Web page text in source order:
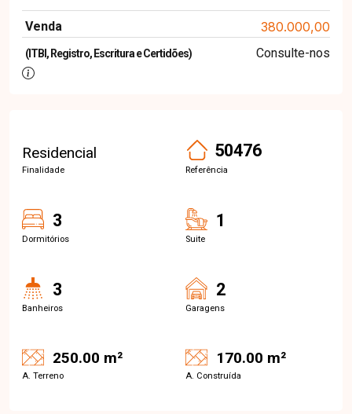
Venda 380.000,00
(ITBI, Registro, Escritura e Certidões) Consulte-nos
Residencial
Finalidade
50476
Referência
3
Dormitórios
1
Suite
3
Banheiros
2
Garagens
250.00 m²
A. Terreno
170.00 m²
A. Construída